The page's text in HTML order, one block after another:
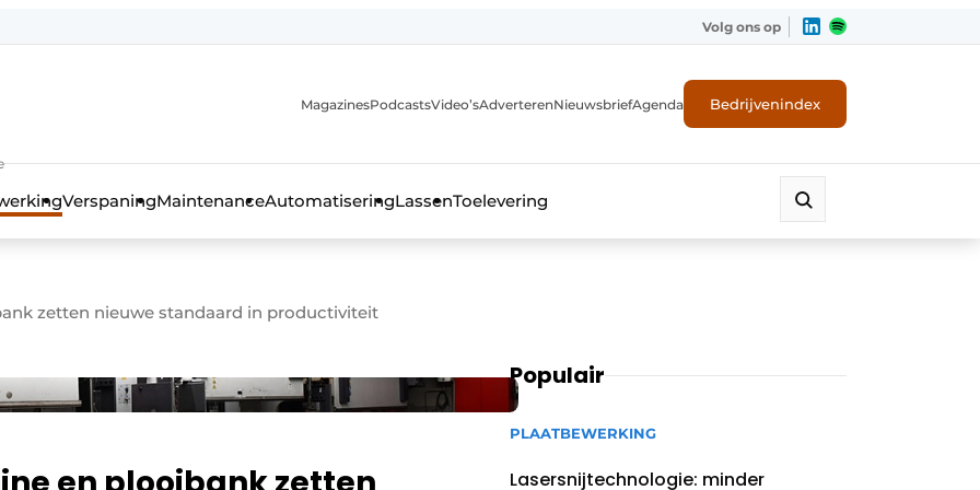
Volg ons op
MagazinesPodcastsVideo’sAdverterenNieuwsbriefAgenda Bedrijvenindex
VerspaningMaintenanceAutomatiseringLassenToelevering
zetten nieuwe standaard in productiviteit
Populair
PLAATBEWERKING
Lasersnijtechnologie: minder